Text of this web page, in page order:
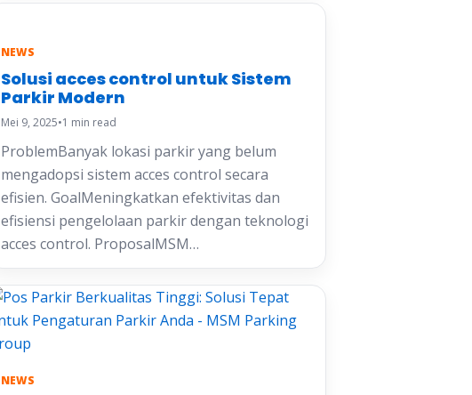
NEWS
Solusi acces control untuk Sistem
Parkir Modern
Mei 9, 2025•1 min read
ProblemBanyak lokasi parkir yang belum
mengadopsi sistem acces control secara
efisien. GoalMeningkatkan efektivitas dan
efisiensi pengelolaan parkir dengan teknologi
acces control. ProposalMSM…
NEWS